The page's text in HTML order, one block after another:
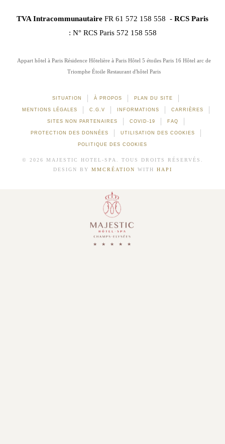
TVA Intracommunautaire FR 61 572 158 558 - RCS Paris
: N° RCS Paris 572 158 558
Appart hôtel à Paris Résidence Hôtelière à Paris Hôtel 5 étoiles Paris 16 Hôtel arc de
Triomphe Étoile Restaurant d'hôtel Paris
SITUATION À PROPOS PLAN DU SITE
MENTIONS LÉGALES C.G.V INFORMATIONS CARRIÈRES
SITES NON PARTENAIRES COVID-19 FAQ
PROTECTION DES DONNÉES UTILISATION DES COOKIES
POLITIQUE DES COOKIES
© 2026 MAJESTIC HOTEL-SPA. TOUS DROITS RÉSERVÉS.
DESIGN BY MMCRÉATION WITH HAPI